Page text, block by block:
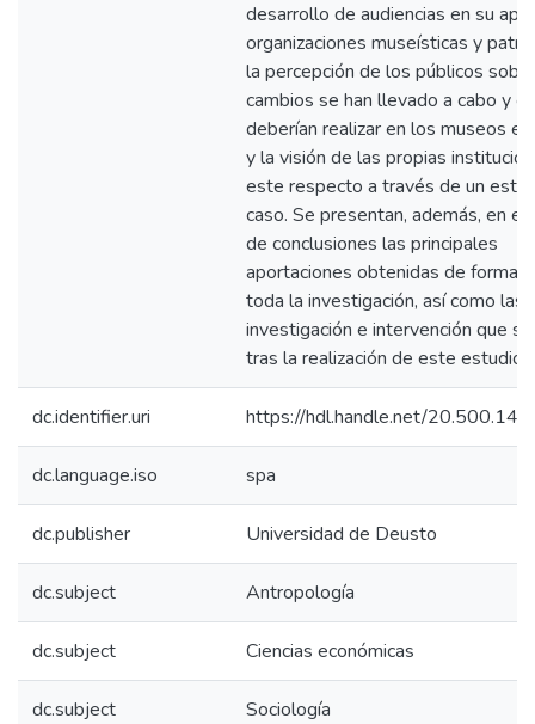
desarrollo de audiencias en su
organizaciones museísticas y
la percepción de los públicos
cambios se han llevado a cabo y
deberían realizar en los museos
y la visión de las propias
este respecto a través de un
caso. Se presentan, además, en el
de conclusiones las principales
aportaciones obtenidas de forma
toda la investigación, así como las
investigación e intervención que
tras la realización de este estudio.
dc.identifier.uri https://hdl.handle.net/
dc.language.iso spa
dc.publisher Universidad de Deusto
dc.subject Antropología
dc.subject Ciencias económicas
dc.subject Sociología